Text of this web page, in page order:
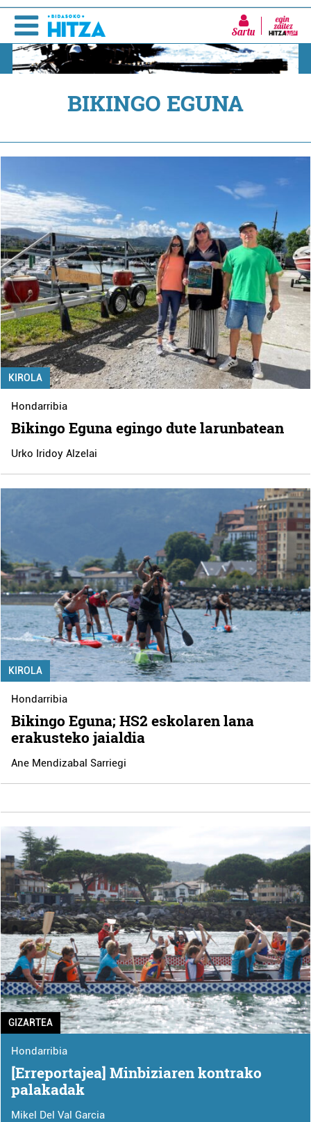
Sartu
BIKINGO EGUNA
KIROLA
Hondarribia
Bikingo Eguna egingo dute larunbatean
Urko Iridoy Alzelai
KIROLA
Hondarribia
Bikingo Eguna; HS2 eskolaren lana
erakusteko jaialdia
Ane Mendizabal Sarriegi
GIZARTEA
Hondarribia
[Erreportajea] Minbiziaren kontrako
palakadak
Mikel Del Val Garcia